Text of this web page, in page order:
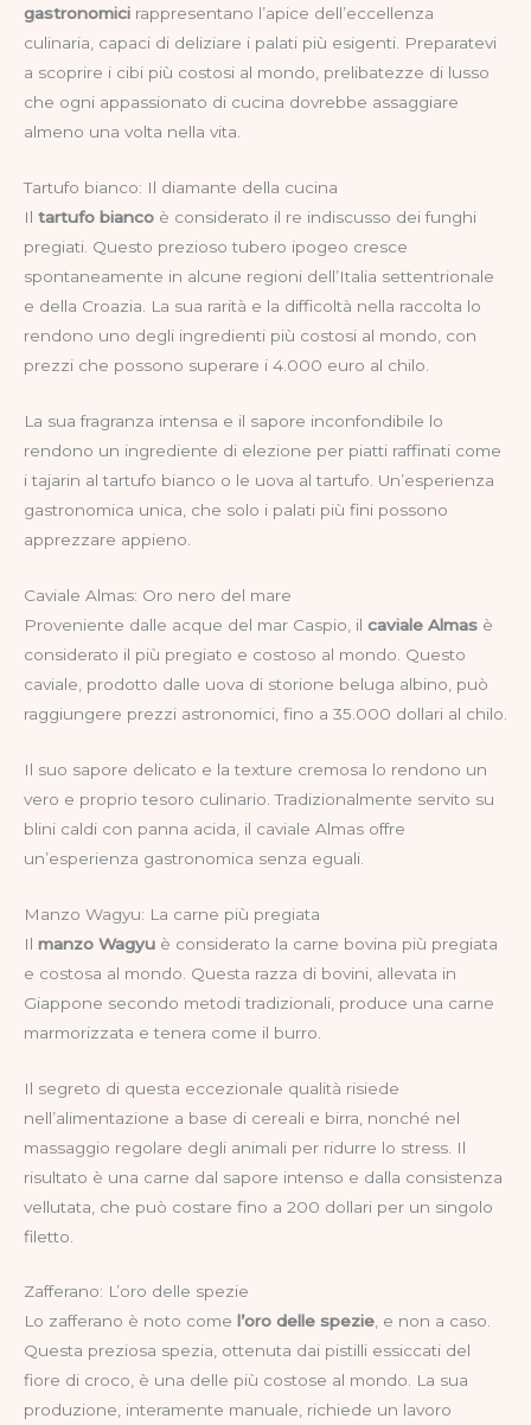
gastronomici rappresentano l’apice dell’eccellenza
culinaria, capaci di deliziare i palati più esigenti. Preparatevi
a scoprire i cibi più costosi al mondo, prelibatezze di lusso
che ogni appassionato di cucina dovrebbe assaggiare
almeno una volta nella vita.
Tartufo bianco: Il diamante della cucina
Il tartufo bianco è considerato il re indiscusso dei funghi
pregiati. Questo prezioso tubero ipogeo cresce
spontaneamente in alcune regioni dell’Italia settentrionale
e della Croazia. La sua rarità e la difficoltà nella raccolta lo
rendono uno degli ingredienti più costosi al mondo, con
prezzi che possono superare i 4.000 euro al chilo.
La sua fragranza intensa e il sapore inconfondibile lo
rendono un ingrediente di elezione per piatti raffinati come
i tajarin al tartufo bianco o le uova al tartufo. Un’esperienza
gastronomica unica, che solo i palati più fini possono
apprezzare appieno.
Caviale Almas: Oro nero del mare
Proveniente dalle acque del mar Caspio, il caviale Almas è
considerato il più pregiato e costoso al mondo. Questo
caviale, prodotto dalle uova di storione beluga albino, può
raggiungere prezzi astronomici, fino a 35.000 dollari al chilo.
Il suo sapore delicato e la texture cremosa lo rendono un
vero e proprio tesoro culinario. Tradizionalmente servito su
blini caldi con panna acida, il caviale Almas offre
un’esperienza gastronomica senza eguali.
Manzo Wagyu: La carne più pregiata
Il manzo Wagyu è considerato la carne bovina più pregiata
e costosa al mondo. Questa razza di bovini, allevata in
Giappone secondo metodi tradizionali, produce una carne
marmorizzata e tenera come il burro.
Il segreto di questa eccezionale qualità risiede
nell’alimentazione a base di cereali e birra, nonché nel
massaggio regolare degli animali per ridurre lo stress. Il
risultato è una carne dal sapore intenso e dalla consistenza
vellutata, che può costare fino a 200 dollari per un singolo
filetto.
Zafferano: L’oro delle spezie
Lo zafferano è noto come l’oro delle spezie, e non a caso.
Questa preziosa spezia, ottenuta dai pistilli essiccati del
fiore di croco, è una delle più costose al mondo. La sua
produzione, interamente manuale, richiede un lavoro